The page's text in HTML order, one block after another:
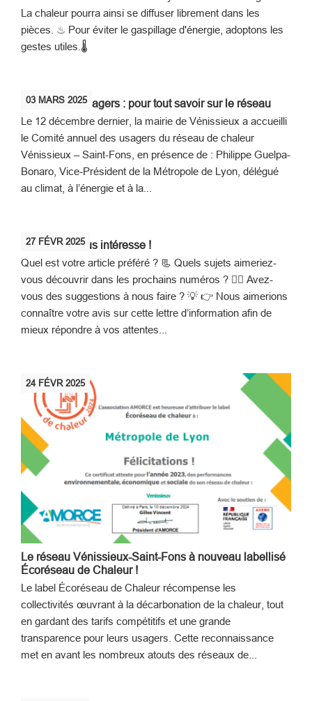
La chaleur pourra ainsi se diffuser librement dans les
pièces. ♨ Pour éviter le gaspillage d'énergie, adoptons les
gestes utiles.🌡
03 MARS 2025
Comité des usagers : pour tout savoir sur le réseau
Le 12 décembre dernier, la mairie de Vénissieux a accueilli
le Comité annuel des usagers du réseau de chaleur
Vénissieux – Saint-Fons, en présence de : Philippe Guelpa-
Bonaro, Vice-Président de la Métropole de Lyon, délégué
au climat, à l’énergie et à la...
27 FÉVR 2025
Votre avis nous intéresse !
Quel est votre article préféré ? 📃 Quels sujets aimeriez-
vous découvrir dans les prochains numéros ? 🤷‍♀️ Avez-
vous des suggestions à nous faire ? 💡 👉 Nous aimerions
connaître votre avis sur cette lettre d’information afin de
mieux répondre à vos attentes...
24 FÉVR 2025
Le réseau Vénissieux-Saint-Fons à nouveau labellisé
Écoréseau de Chaleur !
Le label Écoréseau de Chaleur récompense les
collectivités œuvrant à la décarbonation de la chaleur, tout
en gardant des tarifs compétitifs et une grande
transparence pour leurs usagers. Cette reconnaissance
met en avant les nombreux atouts des réseaux de...